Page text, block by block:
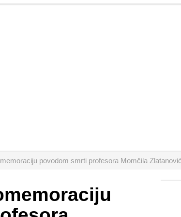
povodom smrti profesora Momčila